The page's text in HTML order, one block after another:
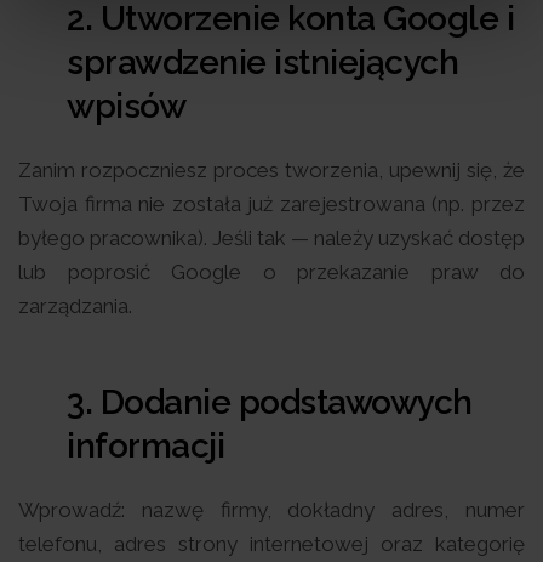
2. Utworzenie konta Google i
sprawdzenie istniejących
wpisów
Zanim rozpoczniesz proces tworzenia, upewnij się, że
Twoja firma nie została już zarejestrowana (np. przez
byłego pracownika). Jeśli tak — należy uzyskać dostęp
lub poprosić Google o przekazanie praw do
zarządzania.
3. Dodanie podstawowych
informacji
Wprowadź: nazwę firmy, dokładny adres, numer
telefonu, adres strony internetowej oraz kategorię